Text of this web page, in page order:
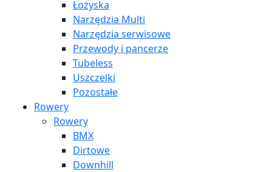
Łożyska
Narzędzia Multi
Narzędzia serwisowe
Przewody i pancerze
Tubeless
Uszczelki
Pozostałe
Rowery
Rowery
BMX
Dirtowe
Downhill